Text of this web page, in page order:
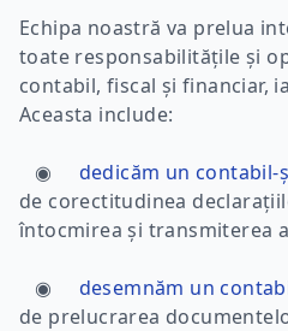
Echipa noastră va prelua
toate responsabilitățile și
contabil, fiscal și financiar,
Aceasta include:
◉ dedicăm un contabil-
de corectitudinea
întocmirea și transmiterea
◉ desemnăm un
de prelucrarea